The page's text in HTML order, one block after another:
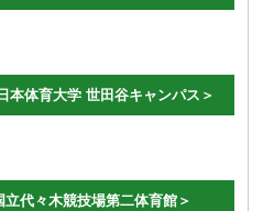
体育大学 世田谷キャンパス＞
代々木競技場第二体育館＞